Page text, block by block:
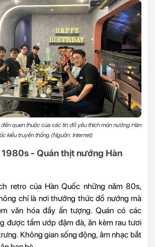
quen thuộc của các tín đồ yêu thích món nướng Hàn
kiểu truyền thống (Nguồn: Internet)
1980s - Quán thịt nướng Hàn
retro của Hàn Quốc những năm 80s,
chỉ là nơi thưởng thức đồ nướng mà
văn hóa đầy ấn tượng. Quán có các
được tẩm ướp đậm đà, ăn kèm rau tươi
Không gian sống động, âm nhạc bắt